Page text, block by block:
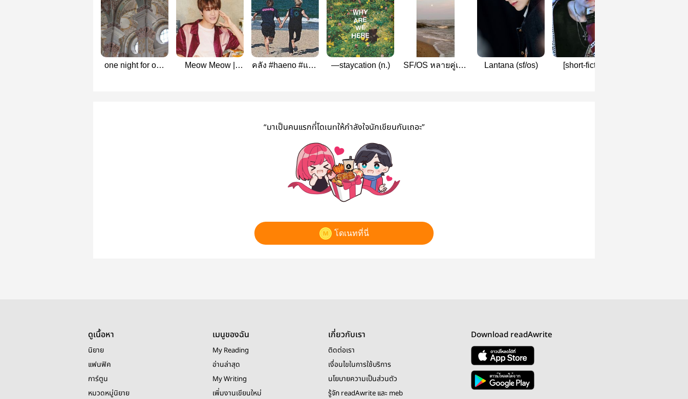
one night for one
Meow Meow |
คลัง #haeno #แฮช
—staycation (n.)
SF/OS หลายคู่เลย
Lantana (sf/os)
[short-fiction]​
“มาเป็นคนแรกที่โดเนทให้กำลังใจนักเขียนกันเถอะ”
โดเนทที่นี่
ดูเนื้อหา
นิยาย
แฟนฟิค
การ์ตูน
หมวดหมู่นิยาย
เมนูของฉัน
My Reading
อ่านล่าสุด
My Writing
เพิ่มงานเขียนใหม่
เกี่ยวกับเรา
ติดต่อเรา
เงื่อนไขในการใช้บริการ
นโยบายความเป็นส่วนตัว
รู้จัก readAwrite และ meb
Download readAwrite